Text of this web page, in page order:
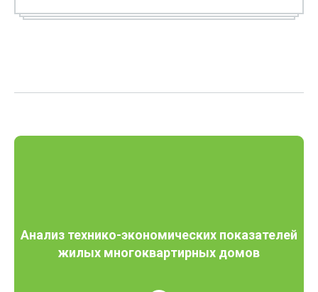
Анализ технико-экономических показателей
жилых многоквартирных домов